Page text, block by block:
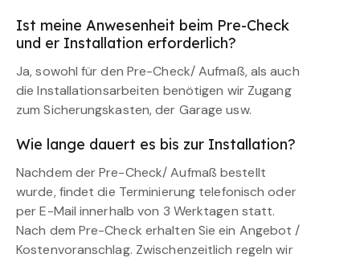
Ist meine Anwesenheit beim Pre-Check
und er Installation erforderlich?
Ja, sowohl für den Pre-Check/ Aufmaß, als auch
die Installationsarbeiten benötigen wir Zugang
zum Sicherungskasten, der Garage usw.
Wie lange dauert es bis zur Installation?
Nachdem der Pre-Check/ Aufmaß bestellt
wurde, findet die Terminierung telefonisch oder
per E-Mail innerhalb von 3 Werktagen statt.
Nach dem Pre-Check erhalten Sie ein Angebot /
Kostenvoranschlag. Zwischenzeitlich regeln wir